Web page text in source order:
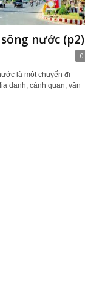
nước (p2)
0
là một chuyến đi
danh, cảnh quan, văn